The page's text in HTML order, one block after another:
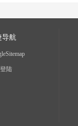
导航
陆